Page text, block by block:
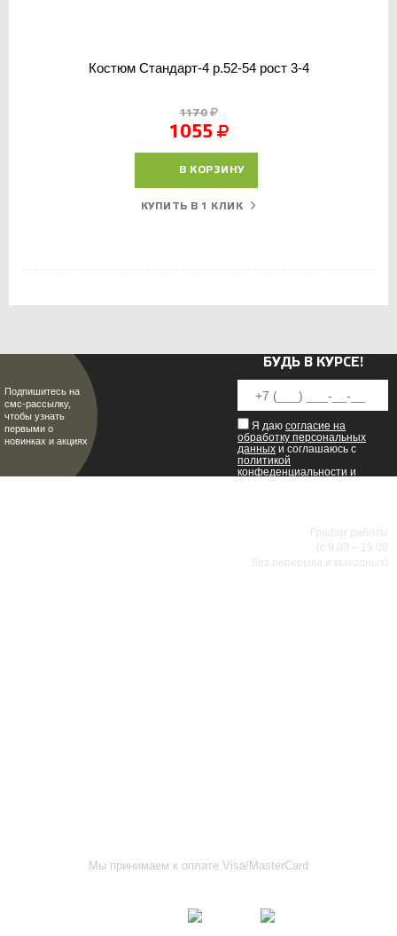
Костюм Стандарт-4 р.52-54 рост 3-4
1170
1055
В КОРЗИНУ
КУПИТЬ В 1 КЛИК
Подпишитесь на
смс-рассылку,
чтобы узнать
первыми о
новинках и акциях
БУДЬ В КУРСЕ!
Я даю согласие на
обработку персональных
данных и соглашаюсь с
политикой
конфеденциальности и
График работы
(с 9.00 – 19.00
без перерыва и выходных)
Мы принимаем к оплате Visa/MasterCard